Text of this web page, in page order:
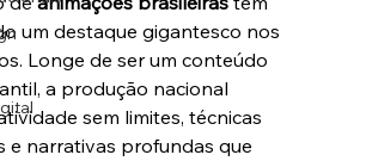
um destaque gigantesco nos
Longe de ser um conteúdo
a produção nacional
sem limites, técnicas
e narrativas profundas que